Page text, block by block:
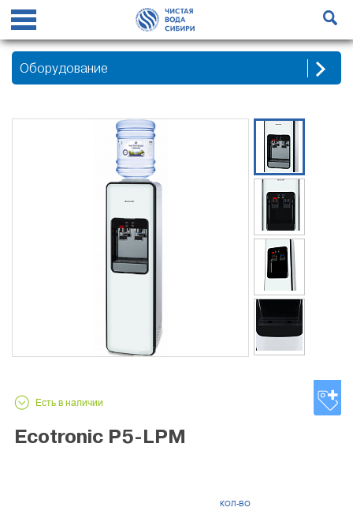
Оборудование
Есть в наличии
Ecotronic P5-LPM